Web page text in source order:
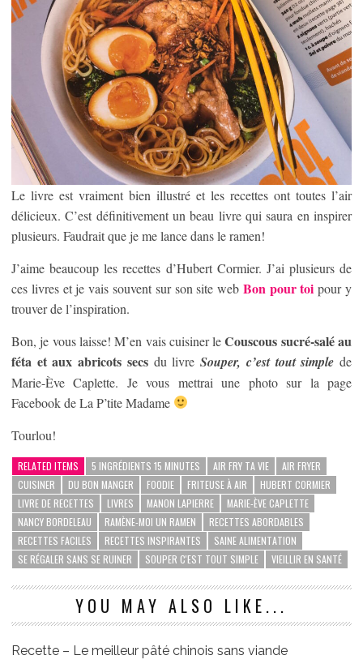
Le livre est vraiment bien illustré et les recettes ont toutes l’air
délicieux. C’est définitivement un beau livre qui saura en inspirer
plusieurs. Faudrait que je me lance dans le ramen!
J’aime beaucoup les recettes d’Hubert Cormier. J’ai plusieurs de
ces livres et je vais souvent sur son site web Bon pour toi pour y
trouver de l’inspiration.
Bon, je vous laisse! M’en vais cuisiner leCouscous sucré-salé au
féta et aux abricots secsdu livreSouper, c’est tout simple de
Marie-Ève Caplette. Je vous mettrai une photo sur la page
Facebook de La P’tite Madame
Tourlou!
RELATED ITEMS 5 INGRÉDIENTS 15 MINUTES AIR FRY TA VIE
AIR FRYER
CUISINER
DU BON MANGER FOODIE FRITEUSE À AIR
HUBERT CORMIER
LIVRE DE RECETTES
LIVRES MANON LAPIERRE
MARIE-ÈVE CAPLETTE
NANCY BORDELEAU
RAMÈNE-MOI UN RAMEN
RECETTES ABORDABLES
RECETTES FACILES
RECETTES INSPIRANTES
SAINE ALIMENTATION
SE RÉGALER SANS SE RUINER
SOUPER C'EST TOUT SIMPLE VIEILLIR EN SANTÉ
YOU MAY ALSO LIKE...
Recette – Le meilleur pâté chinois sans viande